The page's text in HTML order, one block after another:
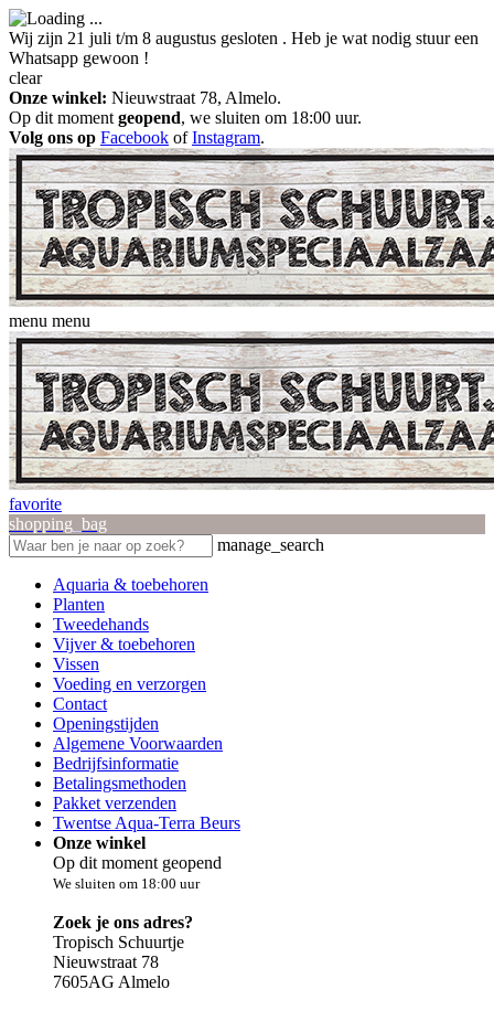
Wij zijn 21 juli t/m 8 augustus gesloten . Heb je wat nodig stuur een
Whatsapp gewoon !
clear
Onze winkel: Nieuwstraat 78, Almelo.
Op dit moment geopend, we sluiten om 18:00 uur.
Volg ons op Facebook ofInstagram.
menu menu
favorite
shopping_bag
manage_search
Aquaria & toebehoren
Planten
Tweedehands
Vijver & toebehoren
Vissen
Voeding en verzorgen
Contact
Openingstijden
Algemene Voorwaarden
Bedrijfsinformatie
Betalingsmethoden
Pakket verzenden
Twentse Aqua-Terra Beurs
Onze winkel
Op dit moment geopend
We sluiten om 18:00 uur
Zoek je ons adres?
Tropisch Schuurtje
Nieuwstraat 78
7605AG Almelo